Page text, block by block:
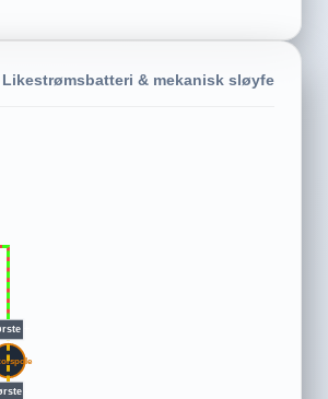
Likestrømsbatteri & mekanisk sløyfe
+
-